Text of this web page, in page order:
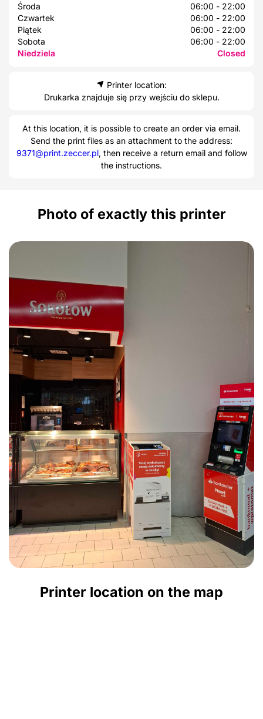
Środa
06:00 - 22:00
Czwartek
06:00 - 22:00
Piątek
06:00 - 22:00
Sobota
06:00 - 22:00
Niedziela
Closed
Printer location:
Drukarka znajduje się przy wejściu do sklepu.
At this location, it is possible to create an order via email.
Send the print files as an attachment to the address:
9371@print.zeccer.pl, then receive a return email and follow
the instructions.
Photo of exactly this printer
Printer location on the map